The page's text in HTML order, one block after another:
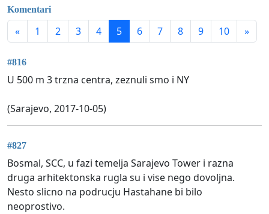
Komentari
« 1 2 3 4 5 6 7 8 9 10 »
#816
U 500 m 3 trzna centra, zeznuli smo i NY
(Sarajevo, 2017-10-05)
#827
Bosmal, SCC, u fazi temelja Sarajevo Tower i razna
druga arhitektonska rugla su i vise nego dovoljna.
Nesto slicno na podrucju Hastahane bi bilo
neoprostivo.